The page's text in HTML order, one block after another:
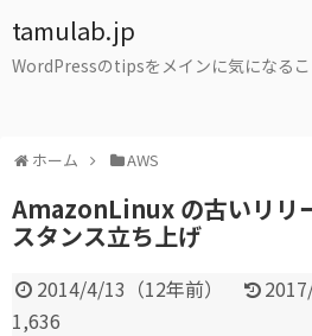
tamulab.jp
WordPressのtipsをメインに気になる
ホーム AWS
AmazonLinux の古いリリ
スタンス立ち上げ
2014/4/13 （12年前）
1,636